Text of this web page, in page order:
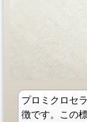
プロミクロセ
徴です。この